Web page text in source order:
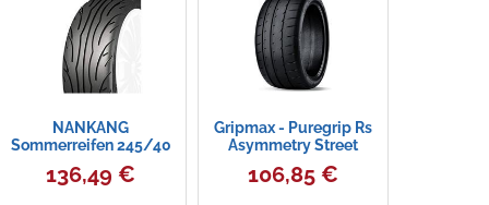
NANKANG
Sommerreifen 245/40
ZR18 TL 97W
SPORTNEX NS-2R XL
136,49 €
Gripmax - Puregrip Rs
Asymmetry Street
Tw200 Xl Mfs Semi
Slick - 235/45 Zr17 Tl
106,85 €